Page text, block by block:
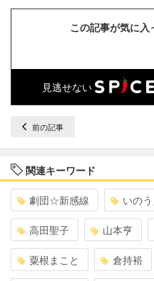
この記事が気に入
見逃せない
前の記事
関連キーワード
劇団☆新感線 いの
高田聖子 山本亨
粟根まこと 倉持裕